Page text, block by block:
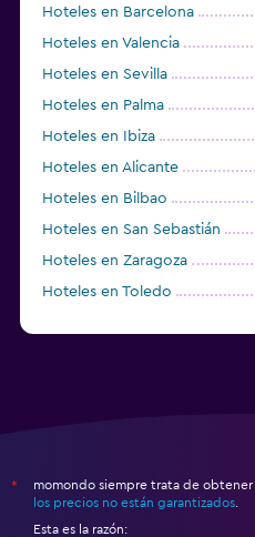
Hoteles en Barcelona
Hoteles en Valencia
Hoteles en Sevilla
Hoteles en Palma
Hoteles en Ibiza
Hoteles en Alicante
Hoteles en Bilbao
Hoteles en San Sebastián
Hoteles en Zaragoza
Hoteles en Toledo
*
momondo siempre trata de obtener
los precios no están garantizados
Esta es la razón: